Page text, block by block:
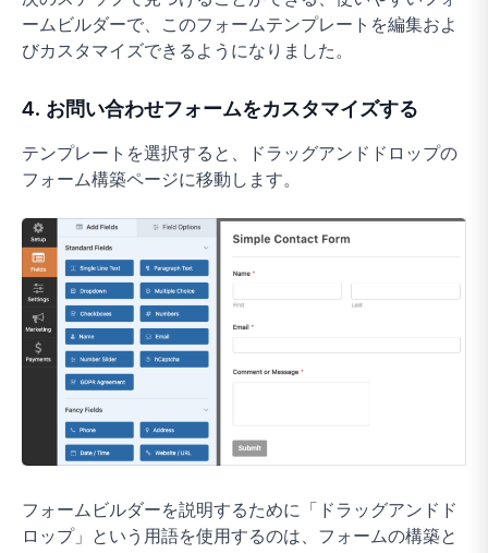
ームビルダーで、このフォームテンプレートを編集およ
びカスタマイズできるようになりました。
4. お問い合わせフォームをカスタマイズする
テンプレートを選択すると、ドラッグアンドドロップの
フォーム構築ページに移動します。
フォームビルダーを説明するために「ドラッグアンドド
ロップ」という用語を使用するのは、フォームの構築と